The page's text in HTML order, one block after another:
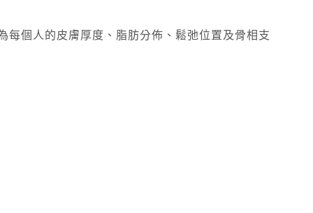
個人的皮膚厚度、脂肪分佈、鬆弛位置及骨相支